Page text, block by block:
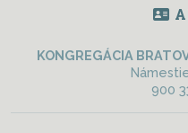
KONGREGÁCIA
900